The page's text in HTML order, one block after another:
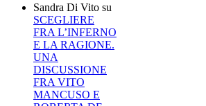
Sandra Di Vito su
SCEGLIERE
FRA L’INFERNO
E LA RAGIONE.
UNA
DISCUSSIONE
FRA VITO
MANCUSO E